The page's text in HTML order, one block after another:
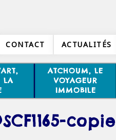
CONTACT ACTUALITÉS
LA
ATCHOUM, LE
VOYAGEUR
IMMOBILE
copie